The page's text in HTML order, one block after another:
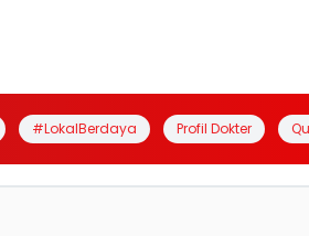
#LokalBerdaya Profil Dokter